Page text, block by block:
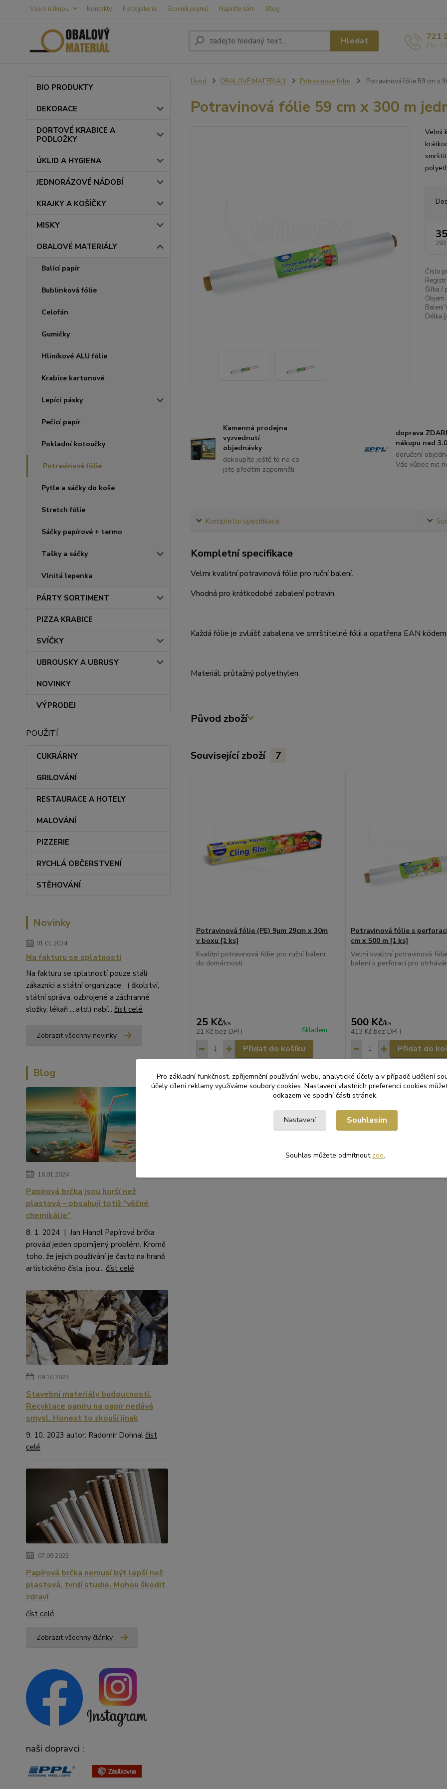
Vše o nákupu Kontakty Fotogalerie Slovník pojmů Napište nám Blog
Hledat 721
Po -
BIO PRODUKTY
DEKORACE
DORTOVÉ KRABICE A
PODLOŽKY
ÚKLID A HYGIENA
JEDNORÁZOVÉ NÁDOBÍ
KRAJKY A KOŠÍČKY
MISKY
OBALOVÉ MATERIÁLY
Balící papír
Bublinková fólie
Celofán
Gumičky
Hliníkové ALU fólie
Krabice kartonové
Lepící pásky
Pečící papír
Pokladní kotoučky
Potravinové fólie
Pytle a sáčky do koše
Stretch fólie
Sáčky papírové + termo
Tašky a sáčky
Vlnitá lepenka
PÁRTY SORTIMENT
PIZZA KRABICE
SVÍČKY
UBROUSKY A UBRUSY
NOVINKY
VÝPRODEJ
POUŽITÍ
CUKRÁRNY
GRILOVÁNÍ
RESTAURACE A HOTELY
MALOVÁNÍ
PIZZERIE
RYCHLÁ OBČERSTVENÍ
STĚHOVÁNÍ
Novinky
01.01.2024
Na fakturu se splatností
Na fakturu se splatností pouze stálí
zákazníci a státní organizace ( školství,
státní správa, ozbrojené a záchranné
složky, lékaři ....atd.) nabí... číst celé
Zobrazit všechny novinky
Blog
16.01.2024
Papírová brčka jsou horší než
plastová – obsahují totiž “věčné
chemikálie”
8. 1. 2024 | Jan Handl Papírová brčka
provází jeden opomíjený problém. Kromě
toho, že jejich používání je často na hraně
artistického čísla, jsou... číst celé
09.10.2023
Stavební materiály budoucnosti.
Recyklace papíru na papír nedává
smysl. Honext to zkouší jinak
9. 10. 2023 autor: Radomír Dohnal číst
celé
07.09.2023
Papírová brčka nemusí být lepší než
plastová, tvrdí studie. Mohou škodit
zdraví
číst celé
Zobrazit všechny články
naši dopravci :
Úvod OBALOVÉ MATERIÁLY Potravinové fólie Potravinová fólie 59 cm x
Potravinová fólie 59 cm x 300 m
Velmi
293
Číslo
Šířka /
Objem
Balení
Délka
Kamenná prodejna
vyzvednutí
objednávky
dokoupíte ještě to na co
jste předtím zapomněli
doprava
nákupu nad
doručení
Vás vůbec nic
Kompletní specifikace
Kompletní specifikace
Velmi kvalitní potravinová fólie pro ruční balení.
Vhodná pro krátkodobé zabalení potravin.
Každá fólie je zvlášť zabalena ve smrštitelné fólii a opatřena EAN kódem.
Materiál: průtažný polyethylen
Původ zboží
Související zboží 7
Potravinová fólie (PE) 9µm 29cm x 30m
v boxu [1 ks]
Kvalitní potravinová fólie pro ruční balení
do domácnosti.
25 Kč/ks
21 Kč bez DPH Skladem
Přidat do košíku
Potravinová fólie s
cm x 500 m [1 ks]
Velmi kvalitní potravinová
balení s perforací pro
500 Kč/ks
413 Kč bez DPH
Přidat do
Zboží zařazeno v kategoriích
Potravinové fólie
Pro základní funkčnost, zpříjemnění používání webu, analytické účely a v případě udělení
účely cílení reklamy využíváme soubory cookies. Nastavení vlastních preferencí cookies
odkazem ve spodní části stránek.
Nastavení Souhlasím
Souhlas můžete odmítnout zde.